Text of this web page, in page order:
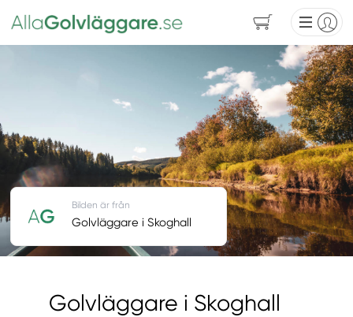
Golvläggare i Skoghall
Bilden är från
Golvläggare i Skoghall